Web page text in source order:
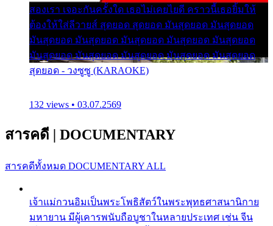
สองเรา เจอะกันครั้งใด เธอไม่เคยไยดี คราวนี้เธอยิ้มให้
ต้องให้ใส่ลีวายส์ สุดยอด สุดยอด มันสุดยอด มันสุดยอด
มันสุดยอด มันสุดยอด มันสุดยอด มันสุดยอด มันสุดยอด
มันสุดยอด มันสุดยอด มันสุดยอด มันสุดยอด มันสุดยอด
สุดยอด - วงซูซู (KARAOKE)
132 views • 03.07.2569
สารคดี | DOCUMENTARY
สารคดีทั้งหมด DOCUMENTARY ALL
เจ้าแม่กวนอิมเป็นพระโพธิสัตว์ในพระพุทธศาสนานิกาย
มหายาน มีผู้เคารพนับถือบูชาในหลายประเทศ เช่น จีน